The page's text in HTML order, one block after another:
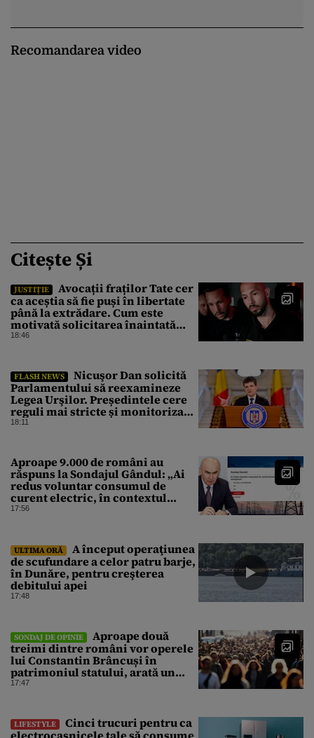
Recomandarea video
Citește Și
JUSTIȚIE
Avocații fraților Tate cer
ca aceștia să fie puși în libertate
până la extrădare. Cum este
motivată solicitarea înaintată
instanței
18:46
FLASH NEWS
Nicuşor Dan solicită
Parlamentului să reexamineze
Legea Urşilor. Președintele cere
reguli mai stricte și monitorizare
în timp real
18:11
Aproape 9.000 de români au
răspuns la Sondajul Gândul: „Ai
redus voluntar consumul de
curent electric, în contextul
crizei energetice?” Rezultatul a
17:56
ULTIMA ORĂ
A început operaţiunea
de scufundare a celor patru barje,
în Dunăre, pentru creşterea
debitului apei
17:48
SONDAJ DE OPINIE
Aproape două
treimi dintre români vor operele
lui Constantin Brâncuși în
patrimoniul statului, arată un
sondaj
17:47
LIFESTYLE
Cinci trucuri pentru ca